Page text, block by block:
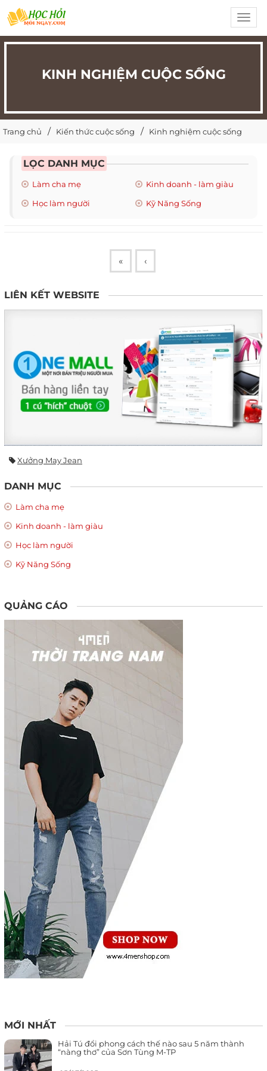
KINH NGHIỆM CUỘC SỐNG
Trang chủ Kiến thức cuộc sống Kinh nghiệm cuộc sống
LỌC DANH MỤC
Làm cha mẹ
Kinh doanh - làm giàu
Học làm người
Kỹ Năng Sống
« ‹
LIÊN KẾT WEBSITE
Xưởng May Jean
DANH MỤC
Làm cha mẹ
Kinh doanh - làm giàu
Học làm người
Kỹ Năng Sống
QUẢNG CÁO
MỚI NHẤT
Hải Tú đổi phong cách thế nào sau 5 năm thành
“nàng thơ” của Sơn Tùng M-TP